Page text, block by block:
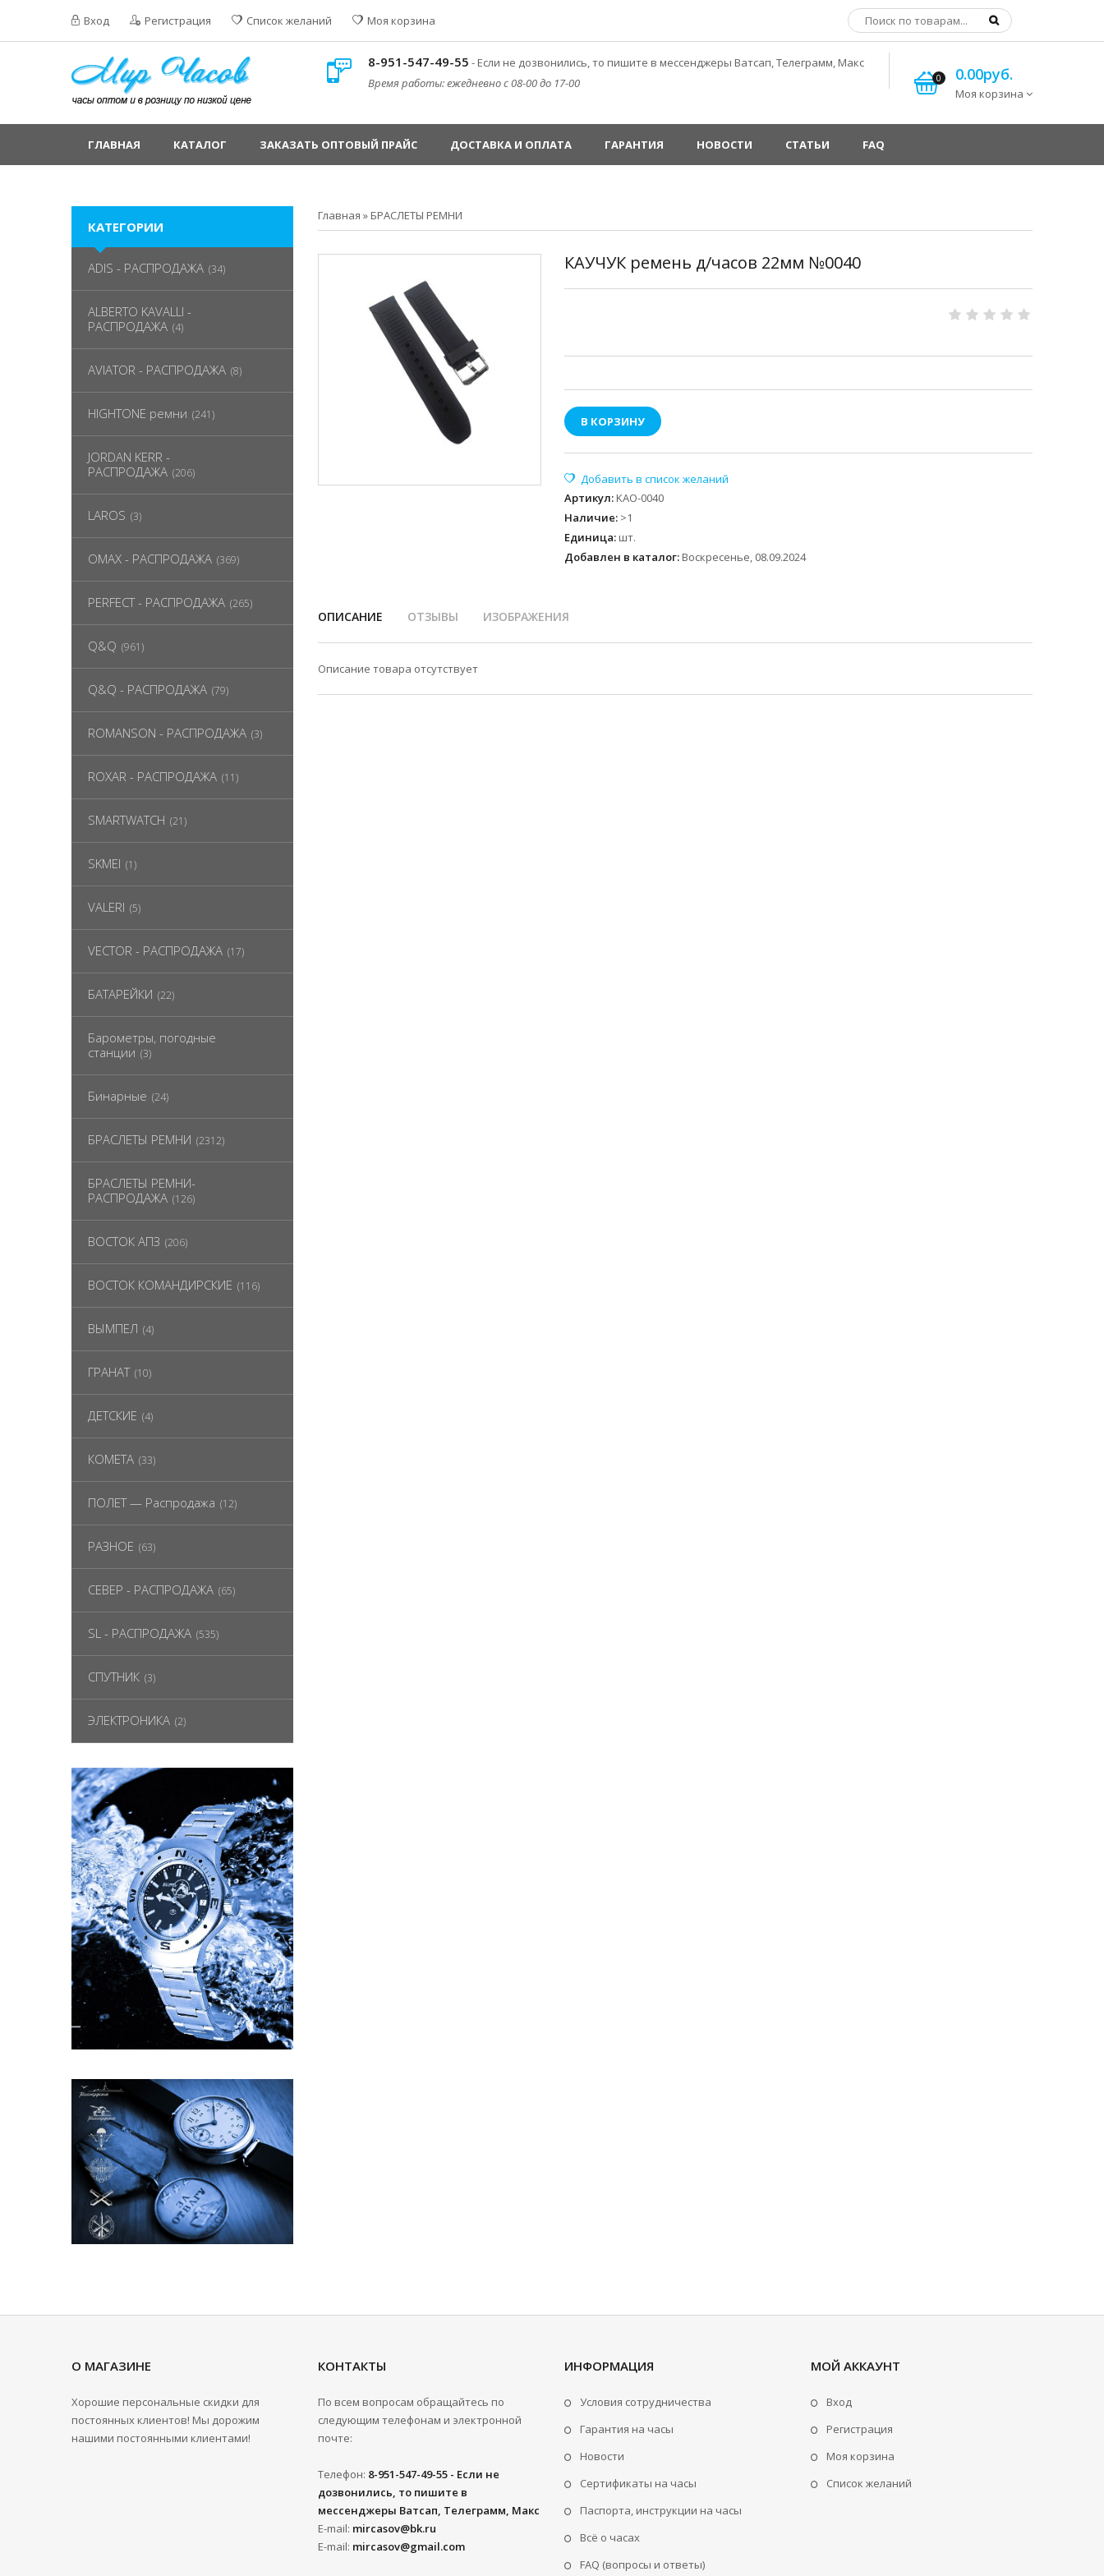
Вход Регистрация Список желаний Моя корзина
8-951-547-49-55 - Если не дозвонились, то пишите в мессенджеры Ватсап, Телеграмм, Макс
Время работы: ежедневно с 08-00 до 17-00
0 0.00руб.
Моя корзина
ГЛАВНАЯ КАТАЛОГ ЗАКАЗАТЬ ОПТОВЫЙ ПРАЙС ДОСТАВКА И ОПЛАТА ГАРАНТИЯ НОВОСТИ СТАТЬИ FAQ
Главная » БРАСЛЕТЫ РЕМНИ
КАУЧУК ремень д/часов 22мм №0040
В КОРЗИНУ
Артикул: KAO-0040
Наличие: >1
Единица: шт.
Добавлен в каталог: Воскресенье, 08.09.2024
ОПИСАНИЕ ОТЗЫВЫ ИЗОБРАЖЕНИЯ
Описание товара отсутствует
КАТЕГОРИИ
ADIS - РАСПРОДАЖА (34)
ALBERTO KAVALLI -
РАСПРОДАЖА (4)
AVIATOR - РАСПРОДАЖА (8)
HIGHTONE ремни (241)
JORDAN KERR -
РАСПРОДАЖА (206)
LAROS (3)
OMAX - РАСПРОДАЖА (369)
PERFECT - РАСПРОДАЖА (265)
Q&Q (961)
Q&Q - РАСПРОДАЖА (79)
ROMANSON - РАСПРОДАЖА (3)
ROXAR - РАСПРОДАЖА (11)
SMARTWATCH (21)
SKMEI (1)
VALERI (5)
VECTOR - РАСПРОДАЖА (17)
БАТАРЕЙКИ (22)
Барометры, погодные
станции (3)
Бинарные (24)
БРАСЛЕТЫ РЕМНИ (2312)
БРАСЛЕТЫ РЕМНИ-
РАСПРОДАЖА (126)
ВОСТОК АПЗ (206)
ВОСТОК КОМАНДИРСКИЕ (116)
ВЫМПЕЛ (4)
ГРАНАТ (10)
ДЕТСКИЕ (4)
КОМЕТА (33)
ПОЛЕТ — Распродажа (12)
РАЗНОЕ (63)
СЕВЕР - РАСПРОДАЖА (65)
SL - РАСПРОДАЖА (535)
СПУТНИК (3)
ЭЛЕКТРОНИКА (2)
О МАГАЗИНЕ
Хорошие персональные скидки для
постоянных клиентов! Мы дорожим
нашими постоянными клиентами!
КОНТАКТЫ
По всем вопросам обращайтесь по
следующим телефонам и электронной
почте:
Телефон: 8-951-547-49-55 - Если не
дозвонились, то пишите в
мессенджеры Ватсап, Телеграмм, Макс
E-mail: mircasov@bk.ru
E-mail: mircasov@gmail.com
ИНФОРМАЦИЯ
Условия сотрудничества
Гарантия на часы
Новости
Сертификаты на часы
Паспорта, инструкции на часы
Всё о часах
FAQ (вопросы и ответы)
МОЙ АККАУНТ
Вход
Регистрация
Моя корзина
Cписок желаний